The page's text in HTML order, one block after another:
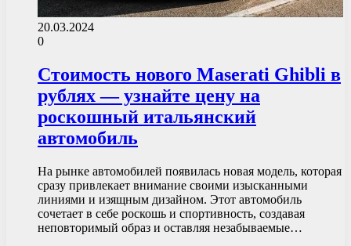
20.03.2024
0
Стоимость нового Maserati Ghibli в
рублях — узнайте цену на
роскошный итальянский
автомобиль
На рынке автомобилей появилась новая модель, которая
сразу привлекает внимание своими изысканными
линиями и изящным дизайном. Этот автомобиль
сочетает в себе роскошь и спортивность, создавая
неповторимый образ и оставляя незабываемые…